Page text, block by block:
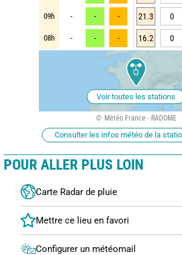
09h - - - 21.3 0
08h - - - 16.2 0
Voir toutes les stations
Météo France - RADOME
Consulter les infos météo de la
POUR ALLER PLUS LOIN
Carte Radar de pluie
Configurer un météomail